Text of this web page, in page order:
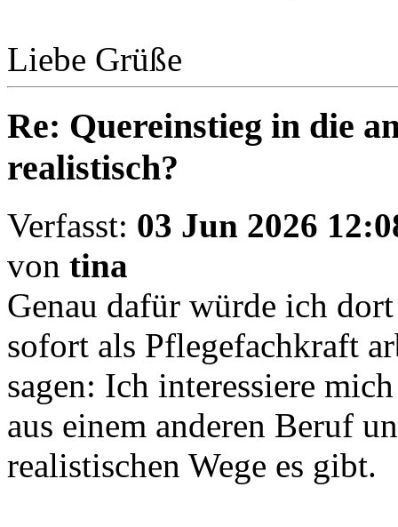
Liebe Grüße
Re: Quereinstieg in die
realistisch?
Verfasst: 03 Jun 2026
von tina
Genau dafür würde ich
sofort als Pflegefachkraft
sagen: Ich interessiere
aus einem anderen Beruf
realistischen Wege es gibt.